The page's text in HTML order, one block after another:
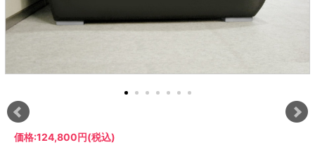
ダストボックス収納可能
スライド棚付き
【LASCO】扉式カウンター下ラック
特徴で選ぶ
【Pots】鍋・フライパン収納
【LASCO】ロータイプ
【CLOSTER】シェーズロング＆カウ
チソファー
【Gainer】ウッドフレームソファー
価格:124,800円(税込)